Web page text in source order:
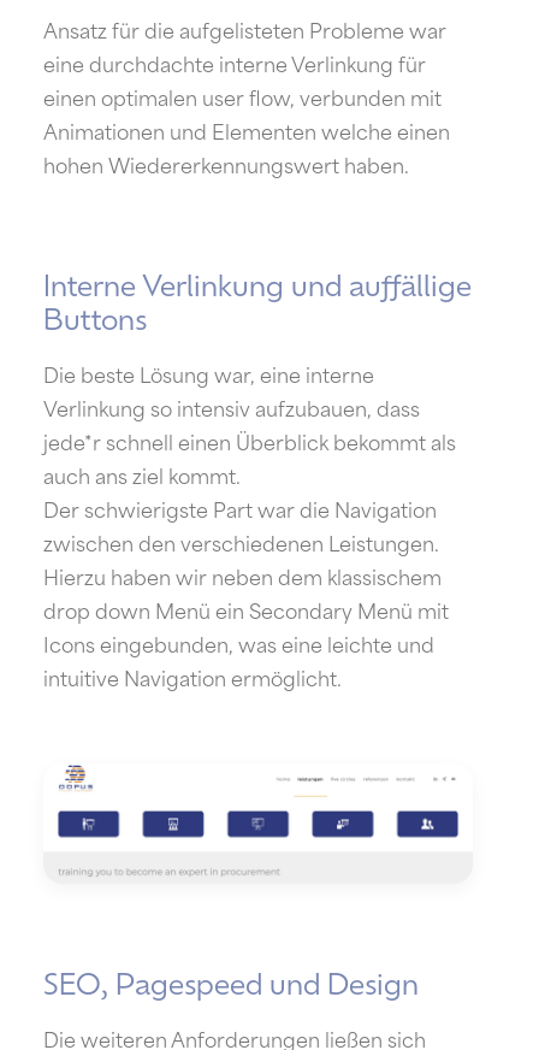
Ansatz für die aufgelisteten Probleme war
eine durchdachte interne Verlinkung für
einen optimalen user flow, verbunden mit
Animationen und Elementen welche einen
hohen Wiedererkennungswert haben.
Interne Verlinkung und auffällige
Buttons
Die beste Lösung war, eine interne
Verlinkung so intensiv aufzubauen, dass
jede*r schnell einen Überblick bekommt als
auch ans ziel kommt.
Der schwierigste Part war die Navigation
zwischen den verschiedenen Leistungen.
Hierzu haben wir neben dem klassischem
drop down Menü ein Secondary Menü mit
Icons eingebunden, was eine leichte und
intuitive Navigation ermöglicht.
SEO, Pagespeed und Design
Die weiteren Anforderungen ließen sich